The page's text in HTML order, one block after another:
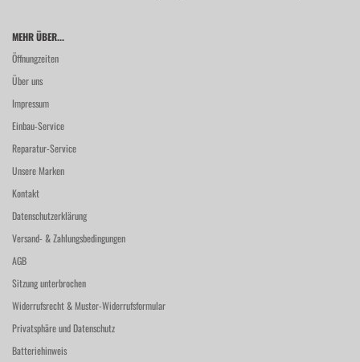
MEHR ÜBER...
Öffnungzeiten
Über uns
Impressum
Einbau-Service
Reparatur-Service
Unsere Marken
Kontakt
Datenschutzerklärung
Versand- & Zahlungsbedingungen
AGB
Sitzung unterbrochen
Widerrufsrecht & Muster-Widerrufsformular
Privatsphäre und Datenschutz
Batteriehinweis